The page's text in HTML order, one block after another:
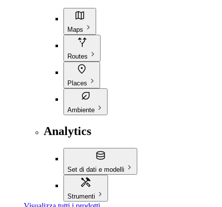
Maps
Routes
Places
Ambiente
Analytics
Set di dati e modelli
Strumenti